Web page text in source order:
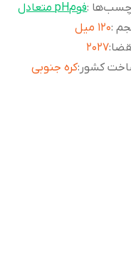
:فومpH متعادل
:120 میل
:
2027
کشور :کره جنوبی